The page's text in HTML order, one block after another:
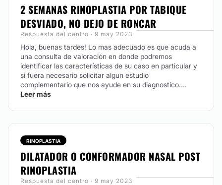
MEDICINA ESTÉTICA
Eliminación estrías
Eliminación de cicatrices
Aumento de labios
Rejuvenecimiento facial
Tratamientos faciales
Peeling
Tratamientos anticelulíticos
2 SEMANAS RINOPLASTIA POR TABIQUE
DESVIADO, NO DEJO DE RONCAR
Respuesta del centro · 9 may 2023
Hola, buenas tardes! Lo mas adecuado es que acuda a
una consulta de valoración en donde podremos
identificar las características de su caso en particular y
si fuera necesario solicitar algun estudio
complementario que nos ayude en su diagnostico....
Leer más
RINOPLASTIA
DILATADOR O CONFORMADOR NASAL POST
RINOPLASTIA
Respuesta del centro · 9 may 2023